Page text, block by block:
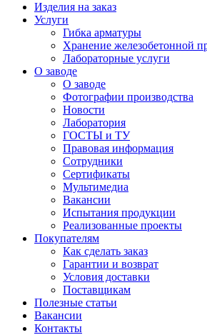
Изделия на заказ
Услуги
Гибка арматуры
Хранение железобетонной
Лабораторные услуги
О заводе
О заводе
Фотографии производства
Новости
Лаборатория
ГОСТЫ и ТУ
Правовая информация
Сотрудники
Сертификаты
Мультимедиа
Вакансии
Испытания продукции
Реализованные проекты
Покупателям
Как сделать заказ
Гарантии и возврат
Условия доставки
Поставщикам
Полезные статьи
Вакансии
Контакты